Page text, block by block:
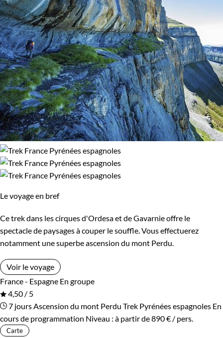
Le voyage en bref
Ce trek dans les cirques d'Ordesa et de Gavarnie offre le
spectacle de paysages à couper le souffle. Vous effectuerez
notamment une superbe ascension du mont Perdu.
Voir le voyage
France - Espagne En groupe
4,50 / 5
7 jours Ascension du mont Perdu Trek Pyrénées espagnoles En
cours de programmation Niveau : à partir de890 € / pers.
Carte